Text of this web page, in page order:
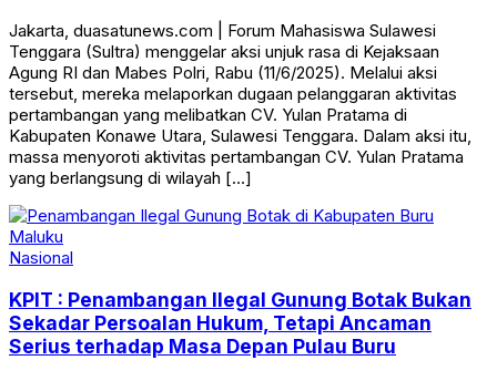
Jakarta, duasatunews.com | Forum Mahasiswa Sulawesi
Tenggara (Sultra) menggelar aksi unjuk rasa di Kejaksaan
Agung RI dan Mabes Polri, Rabu (11/6/2025). Melalui aksi
tersebut, mereka melaporkan dugaan pelanggaran aktivitas
pertambangan yang melibatkan CV. Yulan Pratama di
Kabupaten Konawe Utara, Sulawesi Tenggara. Dalam aksi itu,
massa menyoroti aktivitas pertambangan CV. Yulan Pratama
yang berlangsung di wilayah […]
Nasional
KPIT : Penambangan Ilegal Gunung Botak Bukan
Sekadar Persoalan Hukum, Tetapi Ancaman
Serius terhadap Masa Depan Pulau Buru